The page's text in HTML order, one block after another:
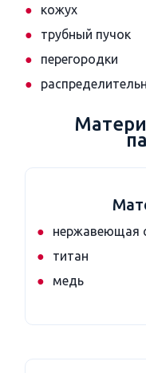
кожух
трубный пучок
перегородки
нержавеющая
титан
медь